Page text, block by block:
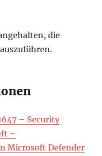
die
– Security
–
Microsoft Defender